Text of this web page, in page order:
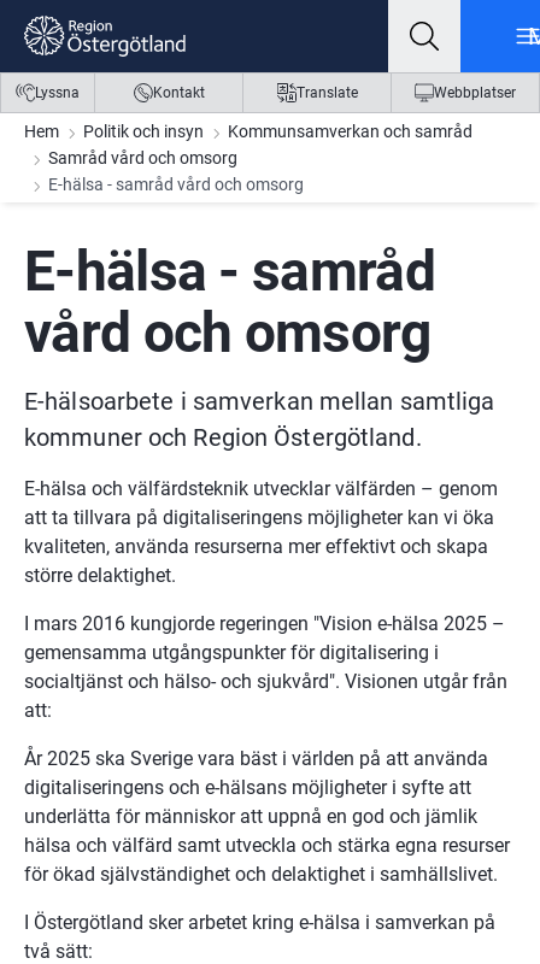
Gå till innehåll
Gå till meny
Gå till sidfot
Lyssna Kontakt Translate Webbplatser
Hem Politik och insyn
Kommunsamverkan och samråd
Samråd vård och omsorg
E-hälsa - samråd vård och omsorg
E-hälsa - samråd
vård och omsorg
E-hälsoarbete i samverkan mellan samtliga
kommuner och Region Östergötland.
E-hälsa och välfärdsteknik utvecklar välfärden – genom
att ta tillvara på digitaliseringens möjligheter kan vi öka
kvaliteten, använda resurserna mer effektivt och skapa
större delaktighet.
I mars 2016 kungjorde regeringen "Vision e-hälsa 2025 –
gemensamma utgångspunkter för digitalisering i
socialtjänst och hälso- och sjukvård". Visionen utgår från
att:
År 2025 ska Sverige vara bäst i världen på att använda
digitaliseringens och e-hälsans möjligheter i syfte att
underlätta för människor att uppnå en god och jämlik
hälsa och välfärd samt utveckla och stärka egna resurser
för ökad självständighet och delaktighet i samhällslivet.
I Östergötland sker arbetet kring e-hälsa i samverkan på
två sätt: